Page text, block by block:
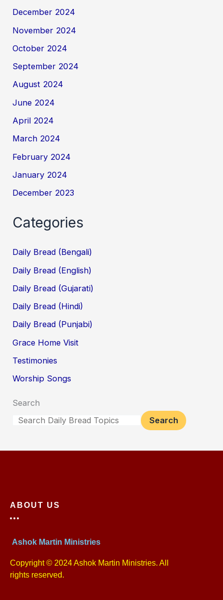
December 2024
November 2024
October 2024
September 2024
August 2024
June 2024
April 2024
March 2024
February 2024
January 2024
December 2023
Categories
Daily Bread (Bengali)
Daily Bread (English)
Daily Bread (Gujarati)
Daily Bread (Hindi)
Daily Bread (Punjabi)
Grace Home Visit
Testimonies
Worship Songs
Search
Search
ABOUT US
Ashok Martin Ministries
Copyright © 2024 Ashok Martin Ministries. All
rights reserved.